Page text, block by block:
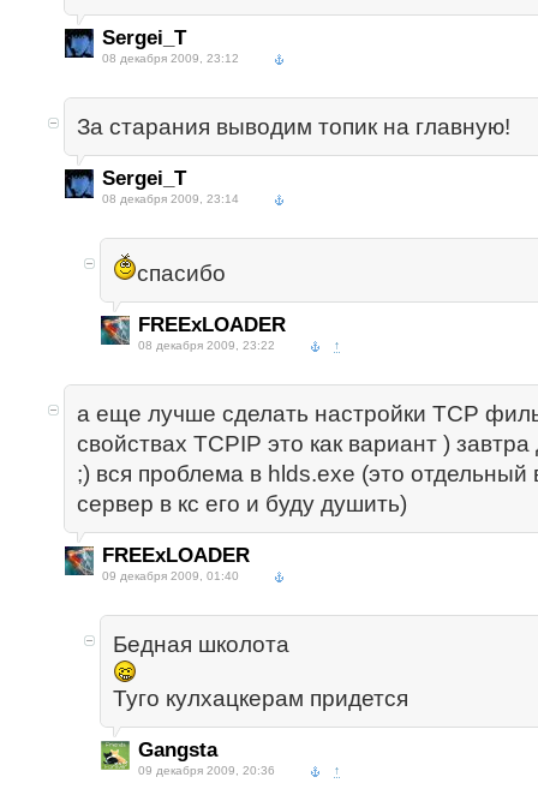
Sergei_T
08 декабря 2009, 23:12
За старания выводим топик на главную!
Sergei_T
08 декабря 2009, 23:14
спасибо
FREExLOADER
08 декабря 2009, 23:22 ↑
а еще лучше сделать настройки TCP
свойствах TCPIP это как вариант )
;) вся проблема в hlds.exe (это
сервер в кс его и буду душить)
FREExLOADER
09 декабря 2009, 01:40
Бедная школота
Туго кулхацкерам придется
Gangsta
09 декабря 2009, 20:36 ↑